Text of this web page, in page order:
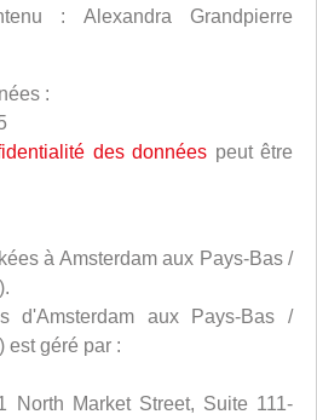
: Alexandra Grandpierre
:
des données peut être
à Amsterdam aux Pays-Bas /
d'Amsterdam aux Pays-Bas /
est géré par :
North Market Street, Suite 111-